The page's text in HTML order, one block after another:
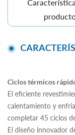
Ciclos térmicos
El eficiente
calentamiento y
completar 45 ciclos
El diseño innovador